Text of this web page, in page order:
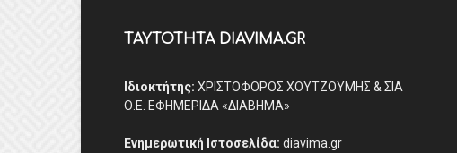
ΤΑΥΤΟΤΗΤΑ DIAVIMA.GR
Ιδιοκτήτης: ΧΡΙΣΤΟΦΟΡΟΣ ΧΟΥΤΖΟΥΜΗΣ & ΣΙΑ
Ο.Ε. ΕΦΗΜΕΡΙΔΑ «ΔΙΑΒΗΜΑ»
Ενημερωτική Ιστοσελίδα: diavima.gr